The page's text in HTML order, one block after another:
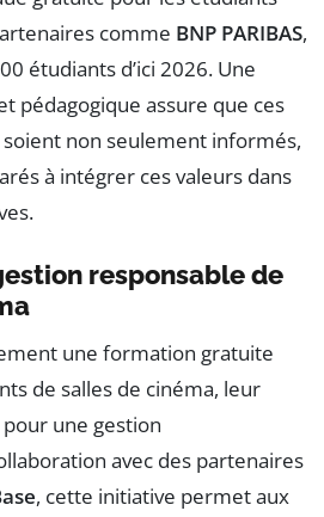
comme BNP PARIBAS,
étudiants d’ici 2026. Une
pédagogique assure que ces
non seulement informés,
à intégrer ces valeurs dans
responsable de
une formation gratuite
de salles de cinéma, leur
une gestion
avec des partenaires
, cette initiative permet aux